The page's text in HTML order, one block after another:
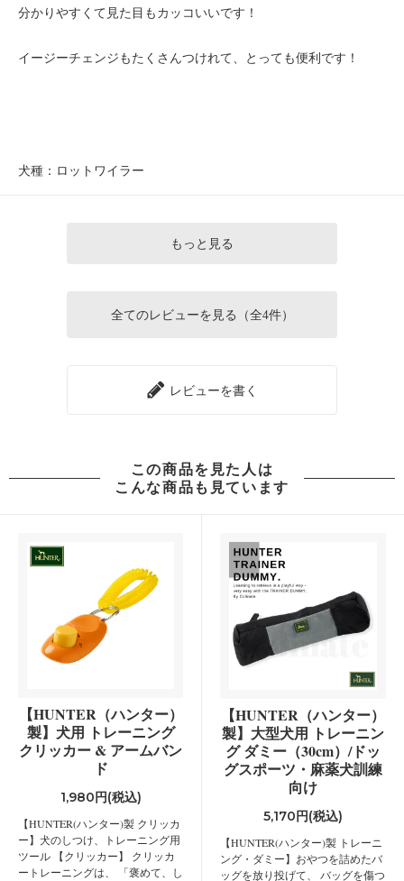
分かりやすくて見た目もカッコいいです！
イージーチェンジもたくさんつけれて、とっても便利です！
犬種：ロットワイラー
もっと見る
全てのレビューを見る（全4件）
レビューを書く
この商品を見た人は
こんな商品も見ています
【HUNTER（ハンター）
製】犬用 トレーニング
クリッカー & アームバン
ド
1,980円(税込)
【HUNTER(ハンター)製 クリッカ
ー】犬のしつけ、トレーニング用
ツール 【クリッカー】 クリッカ
ートレーニングは、 「褒めて、し
【HUNTER（ハンター）
製】大型犬用 トレーニン
グ ダミー（30cm）/ドッ
グスポーツ・麻薬犬訓練
向け
5,170円(税込)
【HUNTER(ハンター)製 トレーニ
ング・ダミー】おやつを詰めたバ
ッグを放り投げて、 バッグを傷つ